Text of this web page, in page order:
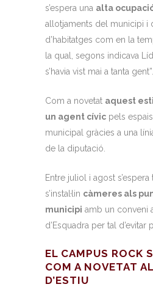
s’espera una alta
allotjaments del municipi i
d’habitatges com en la
la qual, segons indicava
s’havia vist mai a tanta gent”.
Com a novetat aquest
un agent cívic pels
municipal gràcies a una
de la diputació.
Entre juliol i agost
s’instal·lin càmeres als
municipi amb un conveni
d’Esquadra per tal d’evitar
EL CAMPUS ROCK
COM A NOVETAT
D’ESTIU